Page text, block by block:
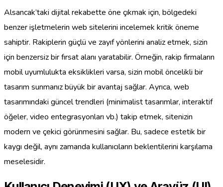
Alsancak’taki dijital rekabette öne çıkmak için, bölgedeki
benzer işletmelerin web sitelerini incelemek kritik öneme
sahiptir. Rakiplerin güçlü ve zayıf yönlerini analiz etmek, sizin
için benzersiz bir fırsat alanı yaratabilir. Örneğin, rakip firmaların
mobil uyumlulukta eksiklikleri varsa, sizin mobil öncelikli bir
tasarım sunmanız büyük bir avantaj sağlar. Ayrıca, web
tasarımındaki güncel trendleri (minimalist tasarımlar, interaktif
öğeler, video entegrasyonları vb.) takip etmek, sitenizin
modern ve çekici görünmesini sağlar. Bu, sadece estetik bir
kaygı değil, aynı zamanda kullanıcıların beklentilerini karşılama
meselesidir.